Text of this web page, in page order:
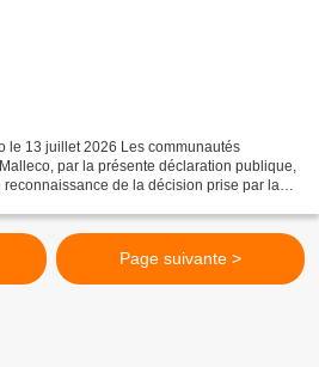
le 13 juillet 2026 Les communautés
par la présente déclaration publique,
de la décision prise par la
Page suivante >